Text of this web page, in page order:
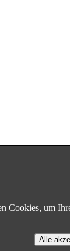
Cookies, um
Alle